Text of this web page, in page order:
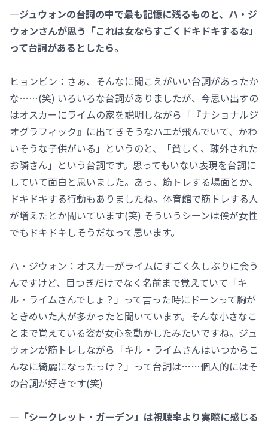
―ジュウォンの台詞の中で最も記憶に残るものと、ハ・ジ
ウォンさんが思う「これは女ならすごくドキドキするな」
って台詞があるとしたら。
ヒョンビン：さぁ、そんなに聞こえがいい台詞があったか
な……(笑) いろいろな台詞がありましたが、今思い出すの
はオスカーにライムの家を説明しながら「『ナショナルジ
オグラフィック』に出てきそうなハエが飛んでいて、かわ
いそうな子供がいる」というのと、「貧しく、疎外された
お隣さん」という台詞です。思ってもいない表現を台詞に
していて面白と思いました。あっ、筋トレする場面とか、
ドキドキする行動もありましたね。体育館で筋トレする人
が増えたとか聞いています(笑) そういうシーンは僕が女性
でもドキドキしそうだなって思います。
ハ・ジウォン：オスカーがライムにすごく久しぶりに会う
んですけど、目つきだけでなく名前まで覚えていて「キ
ル・ライムさんでしょ？」って言った時にドーンって胸が
ときめいた人が多かったと聞いています。そんな小さなこ
とまで覚えている姿が女心を動かしたみたいですね。ジュ
ウォンが筋トレしながら「キル・ライムさんはいつからこ
んなに綺麗になったっけ？」って台詞は……個人的にはそ
の台詞が好きです(笑)
―「シークレット・ガーデン」は視聴率より実際に感じる